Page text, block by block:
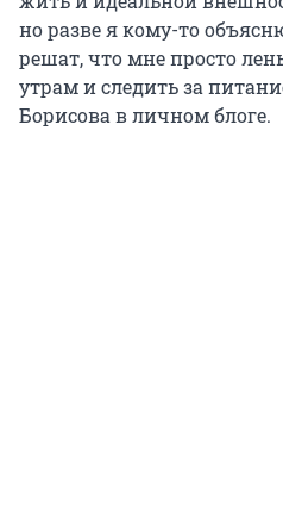
но разве я кому-то
решат, что мне просто
утрам и следить за
Борисова в личном блоге.